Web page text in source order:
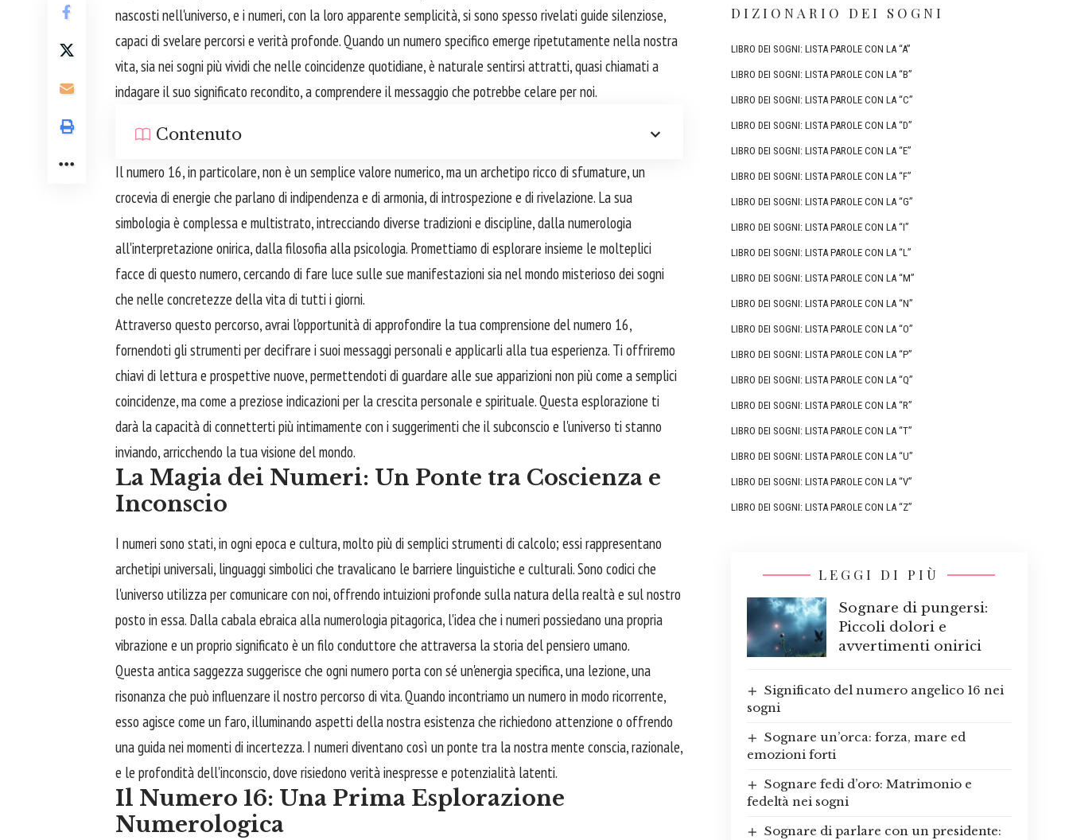
nascosti nell'universo, e i numeri, con la loro apparente semplicità, si sono spesso rivelati guide silenziose,
capaci di svelare percorsi e verità profonde. Quando un numero specifico emerge ripetutamente nella nostra
vita, sia nei sogni più vividi che nelle coincidenze quotidiane, è naturale sentirsi attratti, quasi chiamati a
indagare il suo significato recondito, a comprendere il messaggio che potrebbe celare per noi.
Contenuto
Il numero 16, in particolare, non è un semplice valore numerico, ma un archetipo ricco di sfumature, un
crocevia di energie che parlano di indipendenza e di armonia, di introspezione e di rivelazione. La sua
simbologia è complessa e multistrato, intrecciando diverse tradizioni e discipline, dalla numerologia
all'interpretazione onirica, dalla filosofia alla psicologia. Promettiamo di esplorare insieme le molteplici
facce di questo numero, cercando di fare luce sulle sue manifestazioni sia nel mondo misterioso dei sogni
che nelle concretezze della vita di tutti i giorni.
Attraverso questo percorso, avrai l'opportunità di approfondire la tua comprensione del numero 16,
fornendoti gli strumenti per decifrare i suoi messaggi personali e applicarli alla tua esperienza. Ti offriremo
chiavi di lettura e prospettive nuove, permettendoti di guardare alle sue apparizioni non più come a semplici
coincidenze, ma come a preziose indicazioni per la crescita personale e spirituale. Questa esplorazione ti
darà la capacità di connetterti più intimamente con i suggerimenti che il subconscio e l'universo ti stanno
inviando, arricchendo la tua visione del mondo.
La Magia dei Numeri: Un Ponte tra Coscienza e
Inconscio
I numeri sono stati, in ogni epoca e cultura, molto più di semplici strumenti di calcolo; essi rappresentano
archetipi universali, linguaggi simbolici che travalicano le barriere linguistiche e culturali. Sono codici che
l'universo utilizza per comunicare con noi, offrendo intuizioni profonde sulla natura della realtà e sul nostro
posto in essa. Dalla cabala ebraica alla numerologia pitagorica, l'idea che i numeri possiedano una propria
vibrazione e un proprio significato è un filo conduttore che attraversa la storia del pensiero umano.
Questa antica saggezza suggerisce che ogni numero porta con sé un'energia specifica, una lezione, una
risonanza che può influenzare il nostro percorso di vita. Quando incontriamo un numero in modo ricorrente,
esso agisce come un faro, illuminando aspetti della nostra esistenza che richiedono attenzione o offrendo
una guida nei momenti di incertezza. I numeri diventano così un ponte tra la nostra mente conscia, razionale,
e le profondità dell'inconscio, dove risiedono verità inespresse e potenzialità latenti.
Il Numero 16: Una Prima Esplorazione
Numerologica
DIZIONARIO DEI SOGNI
LIBRO DEI SOGNI: LISTA PAROLE CON LA “A”
LIBRO DEI SOGNI: LISTA PAROLE CON LA “B”
LIBRO DEI SOGNI: LISTA PAROLE CON LA “C”
LIBRO DEI SOGNI: LISTA PAROLE CON LA “D”
LIBRO DEI SOGNI: LISTA PAROLE CON LA “E”
LIBRO DEI SOGNI: LISTA PAROLE CON LA “F”
LIBRO DEI SOGNI: LISTA PAROLE CON LA “G”
LIBRO DEI SOGNI: LISTA PAROLE CON LA “I”
LIBRO DEI SOGNI: LISTA PAROLE CON LA “L”
LIBRO DEI SOGNI: LISTA PAROLE CON LA “M”
LIBRO DEI SOGNI: LISTA PAROLE CON LA “N”
LIBRO DEI SOGNI: LISTA PAROLE CON LA “O”
LIBRO DEI SOGNI: LISTA PAROLE CON LA “P”
LIBRO DEI SOGNI: LISTA PAROLE CON LA “Q”
LIBRO DEI SOGNI: LISTA PAROLE CON LA “R”
LIBRO DEI SOGNI: LISTA PAROLE CON LA “T”
LIBRO DEI SOGNI: LISTA PAROLE CON LA “U”
LIBRO DEI SOGNI: LISTA PAROLE CON LA “V”
LIBRO DEI SOGNI: LISTA PAROLE CON LA “Z”
LEGGI DI PIÙ
Sognare di pungersi:
Piccoli dolori e
avvertimenti onirici
Significato del numero angelico 16 nei
sogni
Sognare un’orca: forza, mare ed
emozioni forti
Sognare fedi d’oro: Matrimonio e
fedeltà nei sogni
Sognare di parlare con un presidente: